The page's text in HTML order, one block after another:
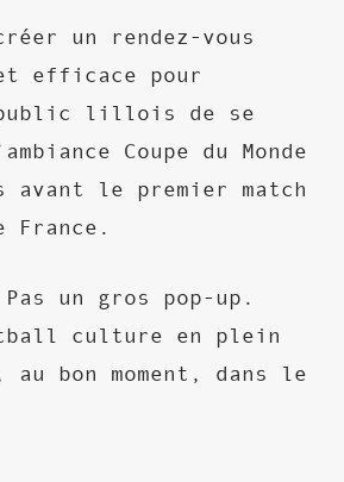
un rendez-vous
efficace pour
public lillois de se
Coupe du Monde
avant le premier match
France.
un gros pop-up.
culture en plein
bon moment, dans le